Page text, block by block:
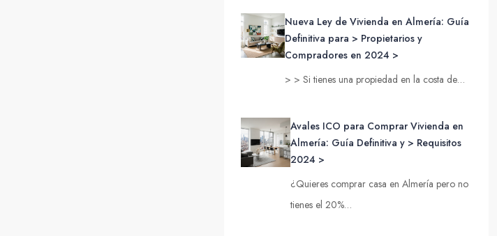
Nueva Ley de Vivienda en Almería: Guía
Definitiva para > Propietarios y
Compradores en 2024 >
> > Si tienes una propiedad en la costa de…
Avales ICO para Comprar Vivienda en
Almería: Guía Definitiva y > Requisitos
2024 >
¿Quieres comprar casa en Almería pero no
tienes el 20%…